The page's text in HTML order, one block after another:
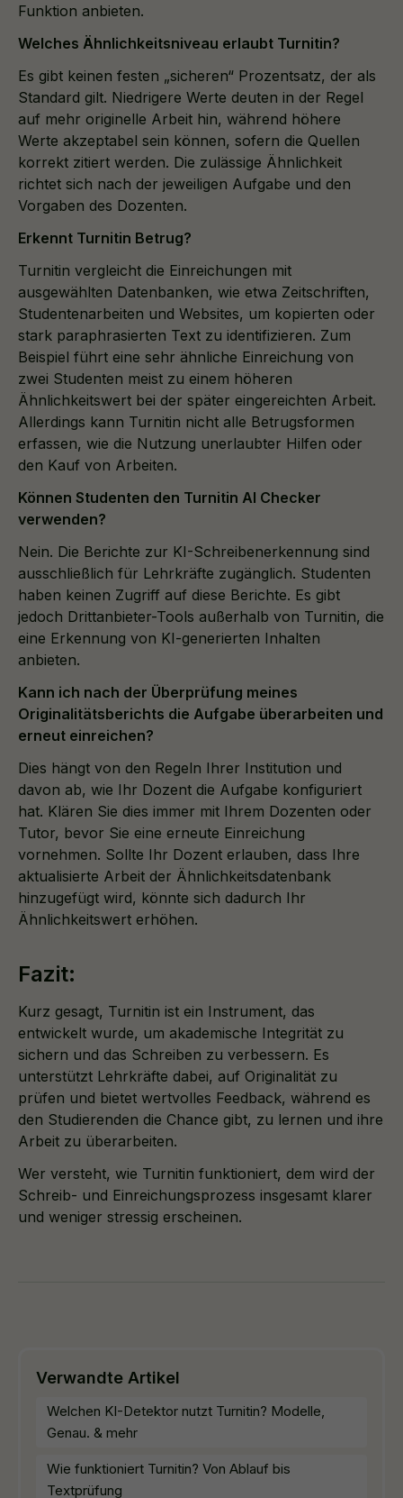
Funktion anbieten.
Welches Ähnlichkeitsniveau erlaubt Turnitin?
Es gibt keinen festen „sicheren“ Prozentsatz, der als
Standard gilt. Niedrigere Werte deuten in der Regel
auf mehr originelle Arbeit hin, während höhere
Werte akzeptabel sein können, sofern die Quellen
korrekt zitiert werden. Die zulässige Ähnlichkeit
richtet sich nach der jeweiligen Aufgabe und den
Vorgaben des Dozenten.
Erkennt Turnitin Betrug?
Turnitin vergleicht die Einreichungen mit
ausgewählten Datenbanken, wie etwa Zeitschriften,
Studentenarbeiten und Websites, um kopierten oder
stark paraphrasierten Text zu identifizieren. Zum
Beispiel führt eine sehr ähnliche Einreichung von
zwei Studenten meist zu einem höheren
Ähnlichkeitswert bei der später eingereichten Arbeit.
Allerdings kann Turnitin nicht alle Betrugsformen
erfassen, wie die Nutzung unerlaubter Hilfen oder
den Kauf von Arbeiten.
Können Studenten den Turnitin AI Checker
verwenden?
Nein. Die Berichte zur KI-Schreibenerkennung sind
ausschließlich für Lehrkräfte zugänglich. Studenten
haben keinen Zugriff auf diese Berichte. Es gibt
jedoch Drittanbieter-Tools außerhalb von Turnitin, die
eine Erkennung von KI-generierten Inhalten
anbieten.
Kann ich nach der Überprüfung meines
Originalitätsberichts die Aufgabe überarbeiten und
erneut einreichen?
Dies hängt von den Regeln Ihrer Institution und
davon ab, wie Ihr Dozent die Aufgabe konfiguriert
hat. Klären Sie dies immer mit Ihrem Dozenten oder
Tutor, bevor Sie eine erneute Einreichung
vornehmen. Sollte Ihr Dozent erlauben, dass Ihre
aktualisierte Arbeit der Ähnlichkeitsdatenbank
hinzugefügt wird, könnte sich dadurch Ihr
Ähnlichkeitswert erhöhen.
Fazit:
Kurz gesagt, Turnitin ist ein Instrument, das
entwickelt wurde, um akademische Integrität zu
sichern und das Schreiben zu verbessern. Es
unterstützt Lehrkräfte dabei, auf Originalität zu
prüfen und bietet wertvolles Feedback, während es
den Studierenden die Chance gibt, zu lernen und ihre
Arbeit zu überarbeiten.
Wer versteht, wie Turnitin funktioniert, dem wird der
Schreib- und Einreichungsprozess insgesamt klarer
und weniger stressig erscheinen.
Verwandte Artikel
Welchen KI-Detektor nutzt Turnitin? Modelle,
Genau. & mehr
Wie funktioniert Turnitin? Von Ablauf bis
Textprüfung